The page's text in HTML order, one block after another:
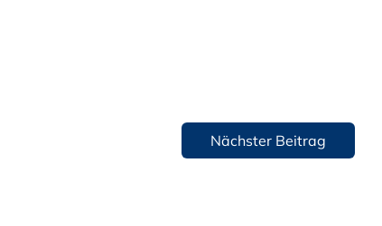
Nächster Beitrag